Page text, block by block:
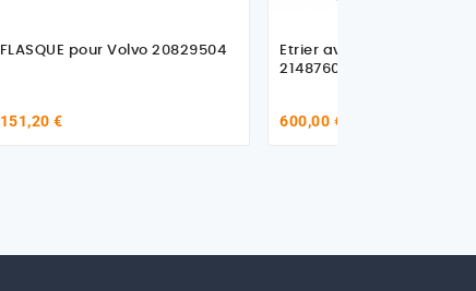
FLASQUE pour Volvo 20829504
151,20 €
Etrier avant gauche pour
21487603 - 20527566
600,00 €